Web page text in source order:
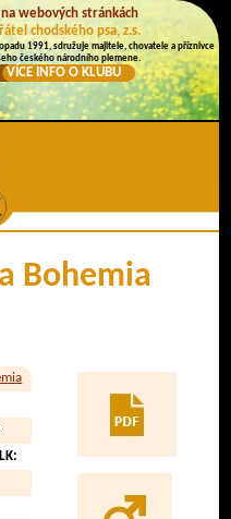
webových stránkách
chodského psa, z.s.
1991, sdružuje majitele, chovatele a příznivce
českého národního plemene.
VÍCE INFO O KLUBU
Bohemia